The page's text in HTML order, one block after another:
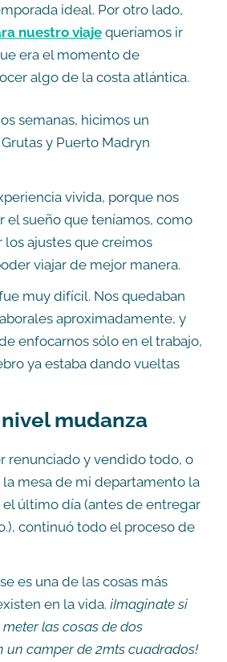
ideal. Por otro lado,
nuestro viajequeríamos ir
era el momento de
algo de la costa atlántica.
semanas, hicimos un
y Puerto Madryn
vivida, porque nos
el sueño que teníamos, como
los ajustes que creímos
viajar de mejor manera.
muy difícil. Nos quedaban
aproximadamente, y
enfocarnos sólo en el trabajo,
ya estaba dando vueltas
mudanza
renunciado y vendido todo, o
mesa de mi departamento la
último día (antes de entregar
continuó todo el proceso de
es una de las cosas más
en la vida. ¡Imaginate si
las cosas de dos
un camper de 2mts cuadrados!